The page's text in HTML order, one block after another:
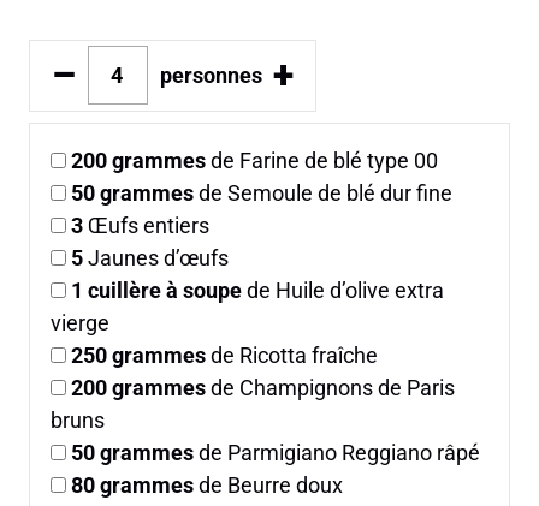
– personnes +
200grammesde Farine de blé type 00
50grammesde Semoule de blé dur fine
3 Œufs entiers
5Jaunes d’œufs
1 cuillère à soupede Huile d’olive extra
vierge
250grammesde Ricotta fraîche
200grammesde Champignons de Paris
bruns
50grammesde Parmigiano Reggiano râpé
80grammesde Beurre doux